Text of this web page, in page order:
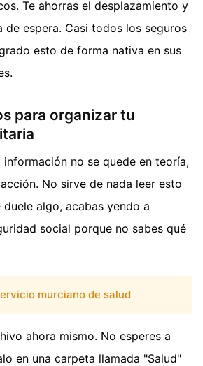
Te ahorras el desplazamiento y
de espera. Casi todos los seguros
esto de forma nativa en sus
para organizar tu
información no se quede en teoría,
No sirve de nada leer esto
algo, acabas yendo a
social porque no sabes qué
murciano de salud
ahora mismo. No esperes a
en una carpeta llamada "Salud"